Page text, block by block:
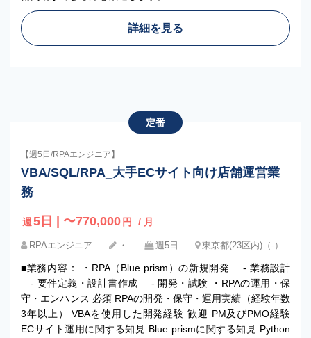
詳細を見る
定番
【週5日/RPAエンジニア】
VBA/SQL/RPA_大手ECサイト向け店舗運営業
務
週 5日 | 〜770,000 円 / 月
RPAエンジニア ・ 週5日 東京都(23区内)（-）
■業務内容： ・RPA（Blue prism）の新規開発 - 業務設計
- 要件定義・設計書作成 - 開発・試験 ・RPAの運用・保
守・エンハンス 必須 RPAの開発・保守・運用実績（経験年数
3年以上） VBAを使用した開発経験 歓迎 PM及びPMO経験
ECサイト運用に関する知見 Blue prismに関する知見 Python